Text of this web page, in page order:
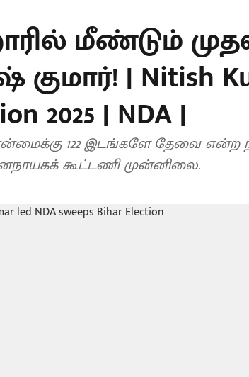
மீண்டும்
குமார்! | Nitish
2025 | NDA |
122 இடங்களே தேவை என்ற
கூட்டணி முன்னிலை.